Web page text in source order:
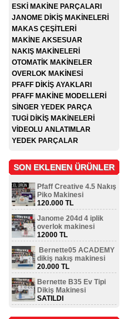
ESKİ MAKİNE PARÇALARI
JANOME DİKİŞ MAKİNELERİ
MAKAS ÇEŞİTLERİ
MAKİNE AKSESUAR
NAKIŞ MAKİNELERİ
OTOMATİK MAKİNELER
OVERLOK MAKİNESİ
PFAFF DİKİŞ AYAKLARI
PFAFF MAKİNE MODELLERİ
SİNGER YEDEK PARÇA
TUGİ DİKİŞ MAKİNELERİ
VİDEOLU ANLATIMLAR
YEDEK PARÇALAR
SON EKLENEN ÜRÜNLER
Pfaff Creative 4.5 Nakış
Piko Makinesi
120.000 TL
Janome 204d 4 iplik
overlok makinesi
12000 TL
Bernette05 ACADEMY
dikiş nakış makinesi
20.000 TL
Bernette B35 Ev Tipi
Dikiş Makinesi
SATILDI